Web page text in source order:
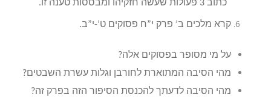
כתוב 3 פעולות שעשה חזקיהו ומבססות טענה זו.
קרא מלכים ב’ פרק י”ח פסוקים ט’-י”ב.
על מי מסופר בפסוקים אלה?
מהי הסיבה המתוארת לחורבן וגלות עשרת השבטים?
מהי הסיבה לדעתך להכנסת הסיפור הזה בפרק זה?